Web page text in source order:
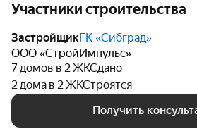
Участники строительства
ЗастройщикГК «Сибград»
ООО «СтройИмпульс»
7 домов в 2 ЖКСдано
2 дома в 2 ЖКСтроятся
Получить